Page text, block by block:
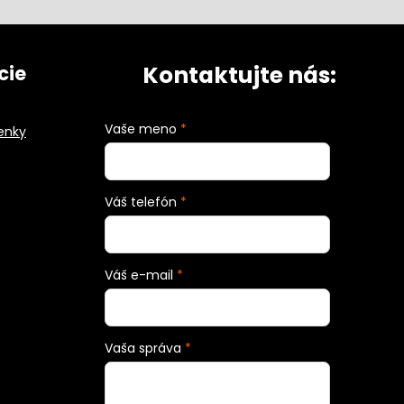
Kontaktujte nás:
Vaše meno *
Váš telefón *
Váš e-mail *
Vaša správa *